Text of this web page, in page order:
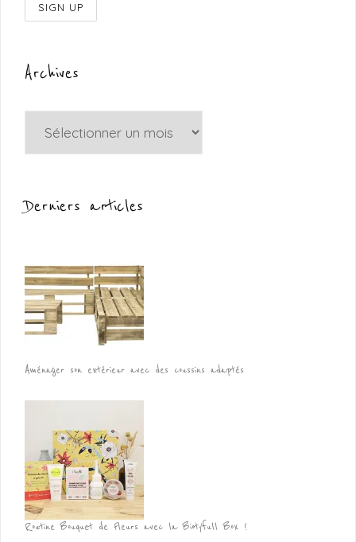
Archives
Derniers articles
Aménager son extérieur avec des coussins adaptés
Routine Bouquet de Fleurs avec la Biotyfull Box !